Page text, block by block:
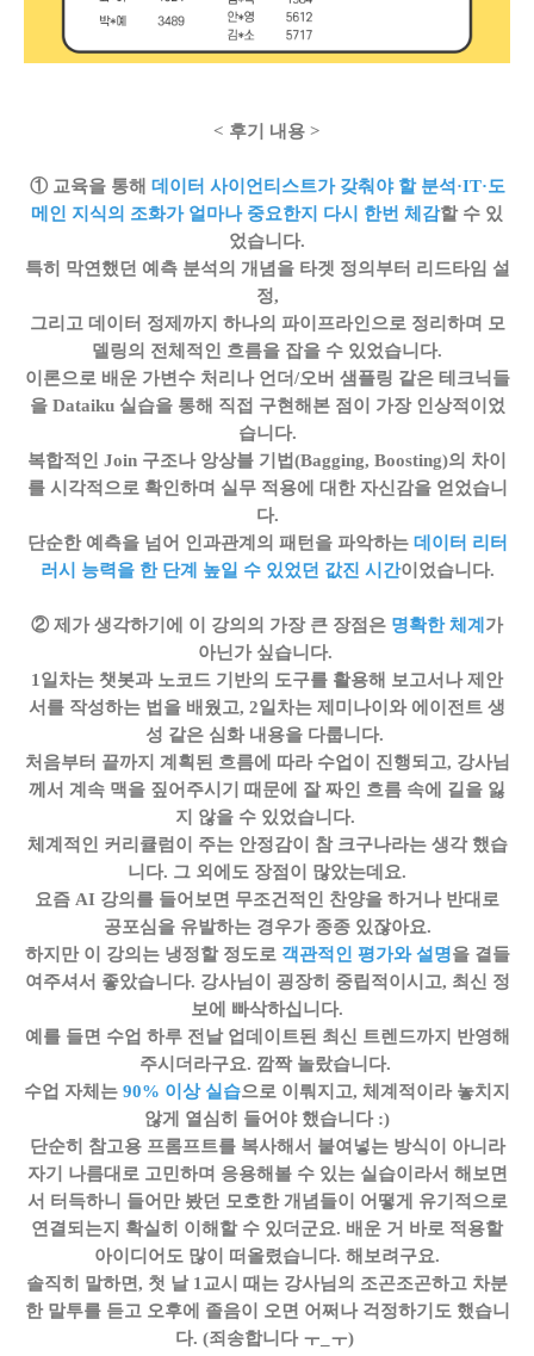
< 후기 내용 >
① 교육을 통해 데이터 사이언티스트가 갖춰야 할 분석·IT·도
메인 지식의 조화가 얼마나 중요한지 다시 한번 체감할 수 있
었습니다.
특히 막연했던 예측 분석의 개념을 타겟 정의부터 리드타임 설
정,
그리고 데이터 정제까지 하나의 파이프라인으로 정리하며 모
델링의 전체적인 흐름을 잡을 수 있었습니다.
이론으로 배운 가변수 처리나 언더/오버 샘플링 같은 테크닉들
을 Dataiku 실습을 통해 직접 구현해본 점이 가장 인상적이었
습니다.
복합적인 Join 구조나 앙상블 기법(Bagging, Boosting)의 차이
를 시각적으로 확인하며 실무 적용에 대한 자신감을 얻었습니
다.
단순한 예측을 넘어 인과관계의 패턴을 파악하는 데이터 리터
러시 능력을 한 단계 높일 수 있었던 값진 시간이었습니다.
② 제가 생각하기에 이 강의의 가장 큰 장점은 명확한 체계 가
아닌가 싶습니다.
1일차는 챗봇과 노코드 기반의 도구를 활용해 보고서나 제안
서를 작성하는 법을 배웠고, 2일차는 제미나이와 에이전트 생
성 같은 심화 내용을 다룹니다.
처음부터 끝까지 계획된 흐름에 따라 수업이 진행되고, 강사님
께서 계속 맥을 짚어주시기 때문에 잘 짜인 흐름 속에 길을 잃
지 않을 수 있었습니다.
체계적인 커리큘럼이 주는 안정감이 참 크구나라는 생각 했습
니다. 그 외에도 장점이 많았는데요.
요즘 AI 강의를 들어보면 무조건적인 찬양을 하거나 반대로
공포심을 유발하는 경우가 종종 있잖아요.
하지만 이 강의는 냉정할 정도로 객관적인 평가와 설명을 곁들
여주셔서 좋았습니다. 강사님이 굉장히 중립적이시고, 최신 정
보에 빠삭하십니다.
예를 들면 수업 하루 전날 업데이트된 최신 트렌드까지 반영해
주시더라구요. 깜짝 놀랐습니다.
수업 자체는 90% 이상 실습으로 이뤄지고, 체계적이라 놓치지
않게 열심히 들어야 했습니다 :)
단순히 참고용 프롬프트를 복사해서 붙여넣는 방식이 아니라
자기 나름대로 고민하며 응용해볼 수 있는 실습이라서 해보면
서 터득하니 들어만 봤던 모호한 개념들이 어떻게 유기적으로
연결되는지 확실히 이해할 수 있더군요. 배운 거 바로 적용할
아이디어도 많이 떠올렸습니다. 해보려구요.
솔직히 말하면, 첫 날 1교시 때는 강사님의 조곤조곤하고 차분
한 말투를 듣고 오후에 졸음이 오면 어쩌나 걱정하기도 했습니
다. (죄송합니다 ㅜ_ㅜ)